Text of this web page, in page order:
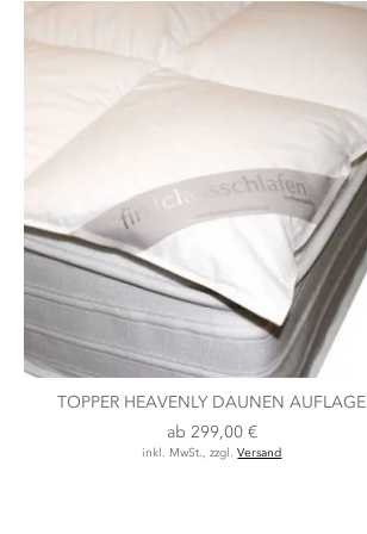
TOPPER HEAVENLY DAUNEN AUFLAGE
ab 299,00 €
inkl. MwSt., zzgl.Versand